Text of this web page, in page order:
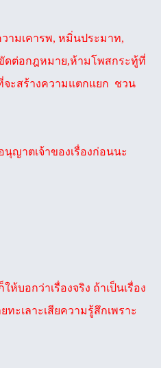
ามเคารพ, หมิ่นประมาท,
ดต่อกฎหมาย,ห้ามโพสกระทู้ที่
จะสร้างความแตกแยก ชวน
ญาตเจ้าของเรื่องก่อนนะ
บอกว่าเรื่องจริง ถ้าเป็นเรื่อง
ะเลาะเสียความรู้สึกเพราะ